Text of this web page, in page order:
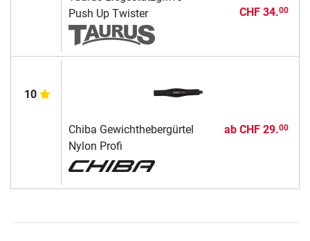
Push Up Twister
CHF 34.00
10
Chiba Gewichthebergürtel
Nylon Profi
ab CHF 29.00